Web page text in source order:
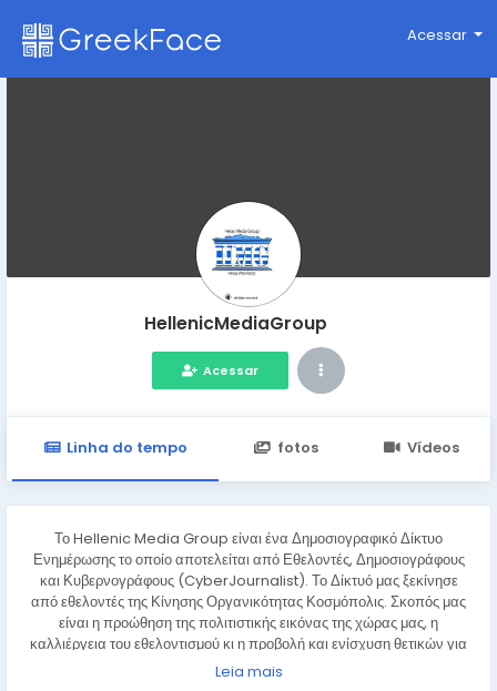
Acessar
HellenicMediaGroup
Acessar
Linha do tempo fotos Vídeos
Το Hellenic Media Group είναι ένα Δημοσιογραφικό Δίκτυο
Ενημέρωσης το οποίο αποτελείται από Εθελοντές, Δημοσιογράφους
και Κυβερνογράφους (CyberJournalist). Το Δίκτυό μας ξεκίνησε
από εθελοντές της Κίνησης Οργανικότητας Κοσμόπολις. Σκοπός μας
είναι η προώθηση της πολιτιστικής εικόνας της χώρας μας, η
καλλιέργεια του εθελοντισμού κι η προβολή και ενίσχυση θετικών για
την κοινωνία και τον κόσμο δράσεων εθελοντών κάθε είδους,
Leia mais